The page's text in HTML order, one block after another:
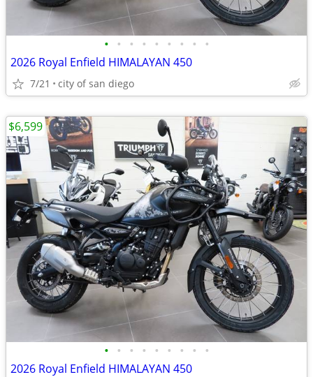
• • • • • • • • •
2026 Royal Enfield HIMALAYAN 450
7/21 city of san diego
• • • • • • • • •
2026 Royal Enfield HIMALAYAN 450
$6,599